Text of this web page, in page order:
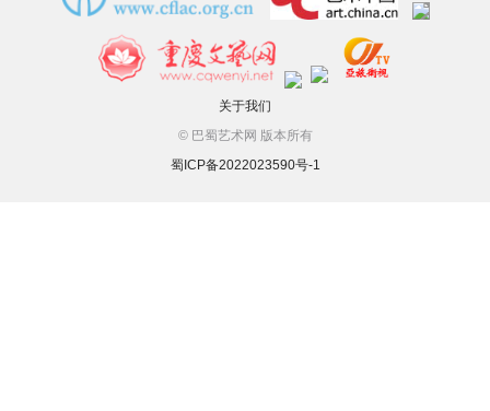
关于我们
© 巴蜀艺术网 版本所有
蜀ICP备2022023590号-1